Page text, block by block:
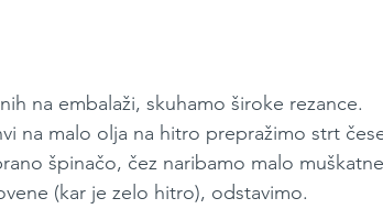
na embalaži, skuhamo široke rezance.
na malo olja na hitro prepražimo strt
špinačo, čez naribamo malo
(kar je zelo hitro), odstavimo.